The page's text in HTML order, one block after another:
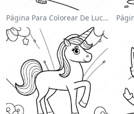
Página Para Colorear De Luchador De Wwe Saltando Sobre Oponente